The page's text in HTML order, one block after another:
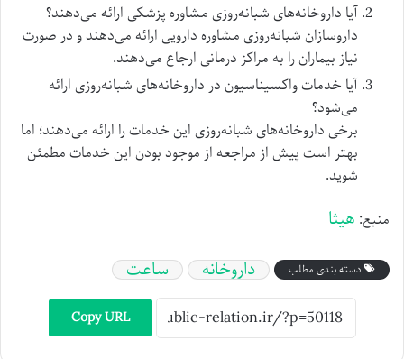
آیا داروخانه‌های شبانه‌روزی مشاوره پزشکی ارائه می‌دهند؟
داروسازان شبانه‌روزی مشاوره دارویی ارائه می‌دهند و در صورت
نیاز بیماران را به مراکز درمانی ارجاع می‌دهند.
آیا خدمات واکسیناسیون در داروخانه‌های شبانه‌روزی ارائه
می‌شود؟
برخی داروخانه‌های شبانه‌روزی این خدمات را ارائه می‌دهند؛ اما
بهتر است پیش از مراجعه از موجود بودن این خدمات مطمئن
شوید.
منبع: هیثا
دسته بندی مطلب داروخانه ساعت
Copy URL